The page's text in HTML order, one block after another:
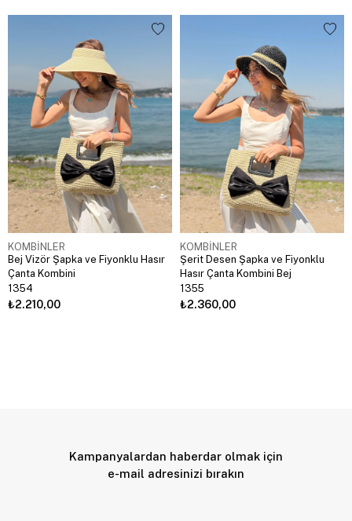
KOMBİNLER
Bej Vizör Şapka ve Fiyonklu Hasır
Çanta Kombini
1354
₺2.210,00
KOMBİNLER
Şerit Desen Şapka ve Fiyonklu
Hasır Çanta Kombini Bej
1355
₺2.360,00
Kampanyalardan haberdar olmak için
e-mail adresinizi bırakın